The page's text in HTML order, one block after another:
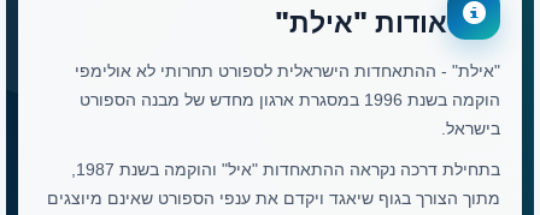
אודות "אילת"
"אילת" - ההתאחדות הישראלית לספורט תחרותי לא אולימפי
הוקמה בשנת 1996 במסגרת ארגון מחדש של מבנה הספורט
בישראל.
מתוך הצורך בגוף שיאגד ויקדם את ענפי הספורט שאינם מיוצגים